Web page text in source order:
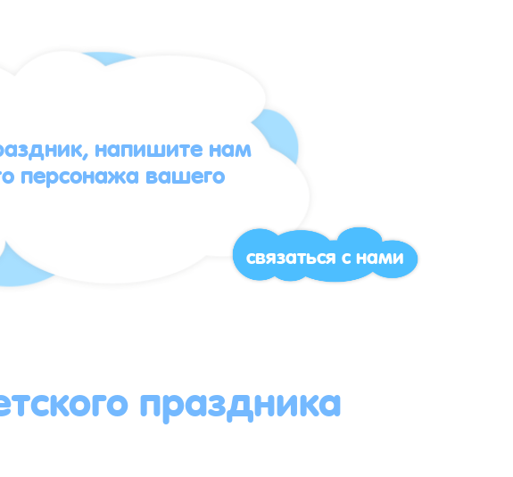
напишите нам
персонажа вашего
связаться с нами
праздника